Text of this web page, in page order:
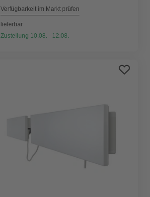
Verfügbarkeit im Markt prüfen
lieferbar
Zustellung 10.08. - 12.08.